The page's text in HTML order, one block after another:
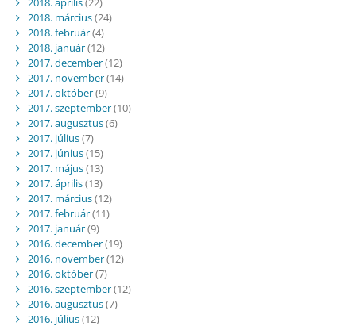
2018. március(24)
2018. február(4)
2018. január(12)
2017. december(12)
2017. november(14)
2017. október(9)
2017. szeptember(10)
2017. augusztus(6)
2017. július(7)
2017. június(15)
2017. május(13)
2017. április(13)
2017. március(12)
2017. február(11)
2017. január(9)
2016. december(19)
2016. november(12)
2016. október(7)
2016. szeptember(12)
2016. augusztus(7)
2016. július(12)